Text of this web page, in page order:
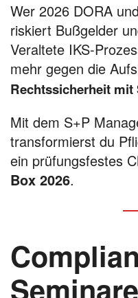
Wer 2026 DORA
riskiert Bußgelder
Veraltete IKS-
mehr gegen die
Rechtssicherheit mit
Mit dem S+P
transformierst du
ein prüfungsfestes
Box 2026.